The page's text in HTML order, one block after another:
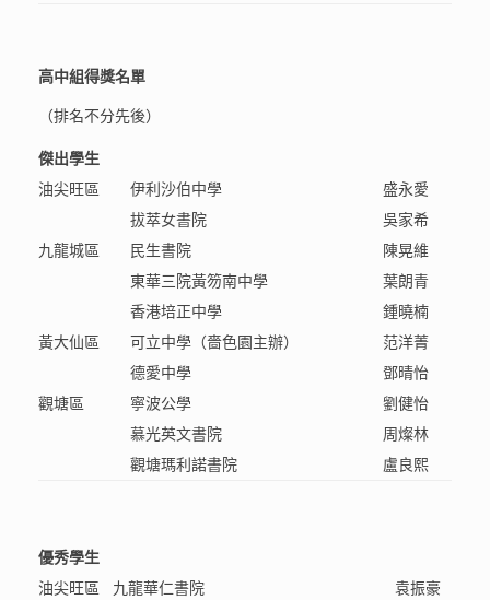
高中組得獎名單
（排名不分先後）
傑出學生
油尖旺區
伊利沙伯中學
盛永愛
拔萃女書院
吳家希
九龍城區
民生書院
陳晃維
東華三院黃笏南中學
葉朗青
香港培正中學
鍾曉楠
黃大仙區
可立中學（嗇色園主辦）
范洋菁
德愛中學
鄧晴怡
觀塘區
寧波公學
劉健怡
慕光英文書院
周燦林
觀塘瑪利諾書院
盧良熙
優秀學生
油尖旺區
九龍華仁書院
袁振豪